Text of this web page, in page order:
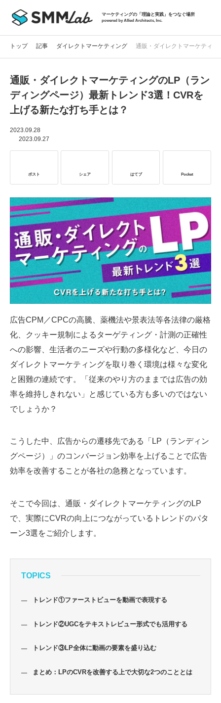
マーケティングの「理論と実践」をつなぐ場所
powered by Allied Architects, Inc.
記事一覧
タグから探す
お役立ち資料
サービス資料
SMMLabについて
トップ 記事 ダイレクトマーケティング 通販・ダイレクトマーケティ
通販・ダイレクトマーケティングのLP（ラン
ディングページ）最新トレンド3選！CVRを
上げる新たな打ち手とは？
2023.09.28
2023.09.27
ポスト シェア はてブ Pocket
広告CPM／CPCの高騰、薬機法や景表法等各法律の厳格
化、クッキー規制によるターゲティング・計測の正確性
への影響、生活者のニーズや行動の多様化など、今日の
ダイレクトマーケティングを取り巻く環境は様々な変化
と困難の連続です。「従来のやり方のままでは広告の効
率を維持しきれない」と感じている方も多いのではない
でしょうか？
こうした中、広告からの遷移先である「LP（ランディン
グページ）」のコンバージョン効率を上げることで広告
効率を改善することが各社の急務となっています。
そこで今回は、通販・ダイレクトマーケティングのLP
で、実際にCVRの向上につながっているトレンドのパタ
ーン3選をご紹介します。
TOPICS
トレンド①ファーストビューを動画で表現する
トレンド②UGCをテキストレビュー形式でも活用する
トレンド③LP全体に動画の要素を盛り込む
まとめ：LPのCVRを改善する上で大切な2つのこととは